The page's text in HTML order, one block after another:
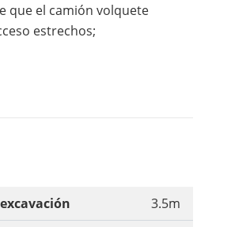
que el camión volquete
estrechos;
3.5m